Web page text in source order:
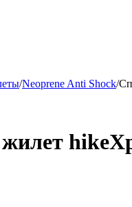
/Neoprene Anti Shock/